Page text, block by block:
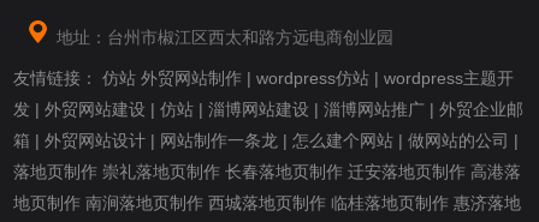
地址：台州市椒江区西太和路方远电商创业园
友情链接：仿站 外贸网站制作 |wordpress仿站 |wordpress主题开
发 |外贸网站建设 |仿站 |淄博网站建设 |淄博网站推广 |外贸企业邮
箱 |外贸网站设计 | 网站制作一条龙 |怎么建个网站 |做网站的公司 |
落地页制作 崇礼落地页制作 长春落地页制作 迁安落地页制作 高港落
地页制作 南涧落地页制作 西城落地页制作 临桂落地页制作 惠济落地